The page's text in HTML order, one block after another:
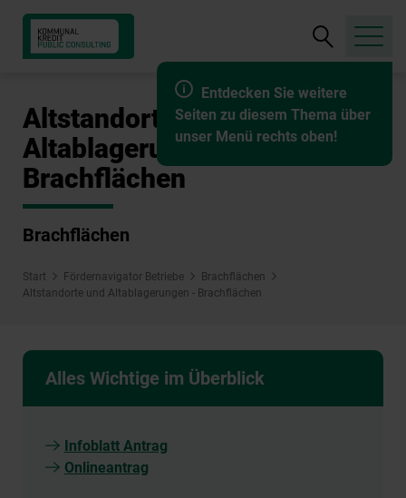
Entdecken Sie weitere
Seiten zu diesem Thema über
unser Menü rechts oben!
Suche
öffnen
Altstandorte und
Altablagerungen -
Brachflächen
Brachflächen
Start Fördernavigator Betriebe
Brachflächen
Altstandorte und Altablagerungen - Brachflächen
Alles Wichtige im Überblick
Infoblatt Antrag
Onlineantrag